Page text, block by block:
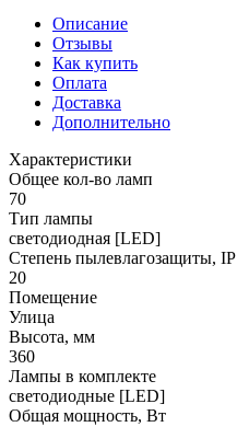
Описание
Отзывы
Как купить
Оплата
Доставка
Дополнительно
Характеристики
Общее кол-во ламп
70
Тип лампы
светодиодная [LED]
Степень пылевлагозащиты, IP
20
Помещение
Улица
Высота, мм
360
Лампы в комплекте
светодиодные [LED]
Общая мощность, Вт